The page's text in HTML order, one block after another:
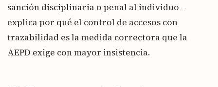
sanción disciplinaria o penal al individuo—
explica por qué el control de accesos con
trazabilidad es la medida correctora que la
AEPD exige con mayor insistencia.